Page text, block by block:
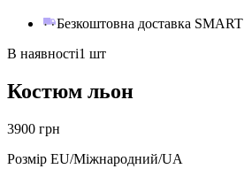
Безкоштовна доставка SMART
В наявності1 шт
Костюм льон
3900 грн
Розмір EU/Міжнародний/UA